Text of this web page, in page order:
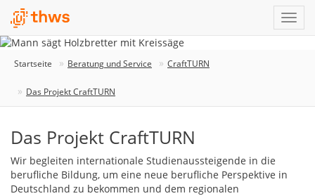
Startseite Beratung und Service CraftTURN
Das Projekt CraftTURN
Das Projekt CraftTURN
Wir begleiten internationale Studienaussteigende in die
berufliche Bildung, um eine neue berufliche Perspektive in
Deutschland zu bekommen und dem regionalen